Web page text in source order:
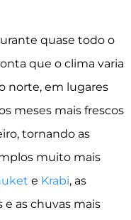
quase todo o
que o clima varia
norte, em lugares
meses mais frescos
tornando as
muito mais
e Krabi, as
as chuvas mais